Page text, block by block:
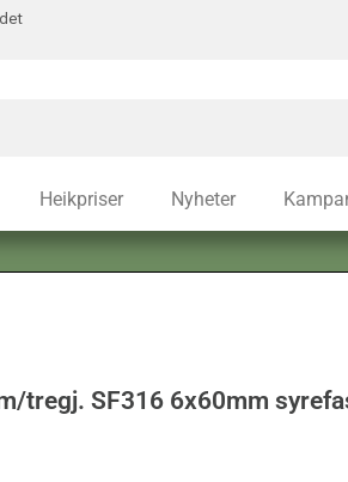
Heikpriser Nyheter
tregj. SF316 6x60mm